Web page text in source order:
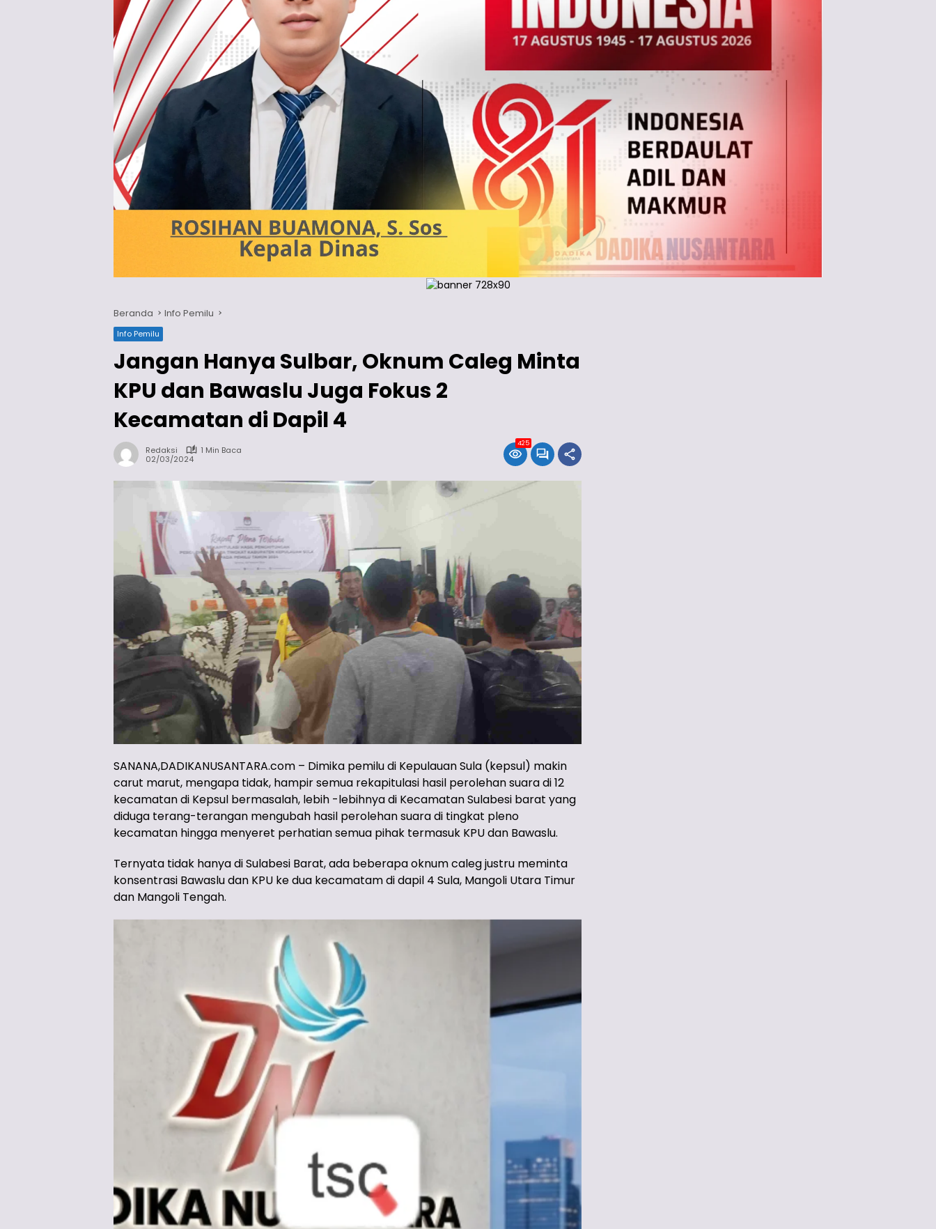
Beranda Info Pemilu
Info Pemilu
Jangan Hanya Sulbar, Oknum Caleg Minta
KPU dan Bawaslu Juga Fokus 2
Kecamatan di Dapil 4
Redaksi
1 Min Baca
02/03/2024
425
SANANA,DADIKANUSANTARA.com – Dimika pemilu di Kepulauan Sula (kepsul) makin
carut marut, mengapa tidak, hampir semua rekapitulasi hasil perolehan suara di 12
kecamatan di Kepsul bermasalah, lebih -lebihnya di Kecamatan Sulabesi barat yang
diduga terang-terangan mengubah hasil perolehan suara di tingkat pleno
kecamatan hingga menyeret perhatian semua pihak termasuk KPU dan Bawaslu.
Ternyata tidak hanya di Sulabesi Barat, ada beberapa oknum caleg justru meminta
konsentrasi Bawaslu dan KPU ke dua kecamatam di dapil 4 Sula, Mangoli Utara Timur
dan Mangoli Tengah.